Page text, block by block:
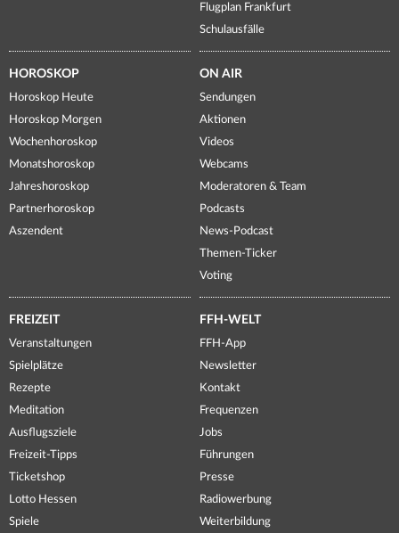
Flugplan Frankfurt
Schulausfälle
HOROSKOP
Horoskop Heute
Horoskop Morgen
Wochenhoroskop
Monatshoroskop
Jahreshoroskop
Partnerhoroskop
Aszendent
ON AIR
Sendungen
Aktionen
Videos
Webcams
Moderatoren & Team
Podcasts
News-Podcast
Themen-Ticker
Voting
FREIZEIT
Veranstaltungen
Spielplätze
Rezepte
Meditation
Ausflugsziele
Freizeit-Tipps
Ticketshop
Lotto Hessen
Spiele
FFH-WELT
FFH-App
Newsletter
Kontakt
Frequenzen
Jobs
Führungen
Presse
Radiowerbung
Weiterbildung